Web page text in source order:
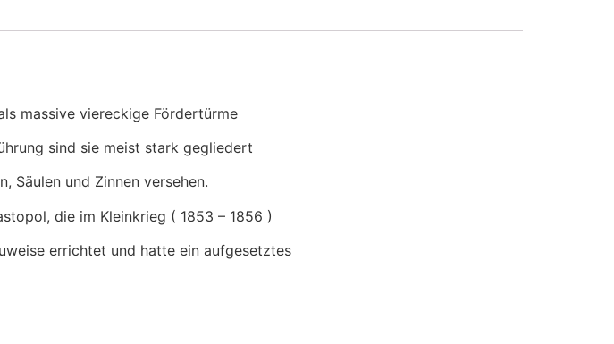
massive viereckige Fördertürme
sind sie meist stark gegliedert
Säulen und Zinnen versehen.
die im Kleinkrieg ( 1853 – 1856 )
errichtet und hatte ein aufgesetztes